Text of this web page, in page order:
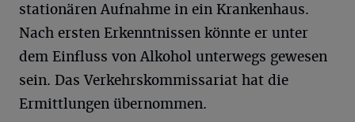
stationären Aufnahme in ein Krankenhaus.
Nach ersten Erkenntnissen könnte er unter
dem Einfluss von Alkohol unterwegs gewesen
sein. Das Verkehrskommissariat hat die
Ermittlungen übernommen.